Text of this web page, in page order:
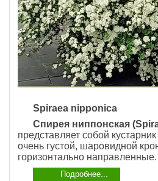
Spiraea nipponica
Спирея ниппонская
представляет собой
очень густой, шаровидной
горизонтально направленные.
Подробнее...